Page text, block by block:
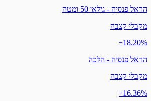
הראל פנסיה - גילאי 50 ומטה
מקבלי קצבה
‎+18.20%
הראל פנסיה - הלכה
מקבלי קצבה
‎+16.36%